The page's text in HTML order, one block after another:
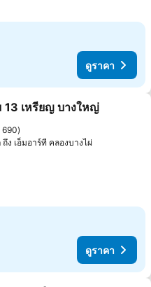
ดูราคา
ในรายการโปรด
13 เหรียญ บางใหญ่
690
ถึง เอ็มอาร์ที คลองบางไผ่
ดูราคา